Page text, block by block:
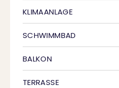
KLIMAANLAGE
SCHWIMMBAD
BALKON
TERRASSE